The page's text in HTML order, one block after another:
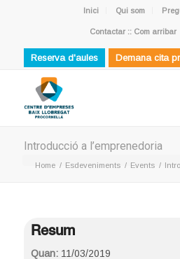
Inici Qui som
Contactar :: Com arribar
Reserva d'aules Demana cita
Introducció a l’emprenedoria
Home / Esdeveniments / Events /
Resum
Quan:11/03/2019